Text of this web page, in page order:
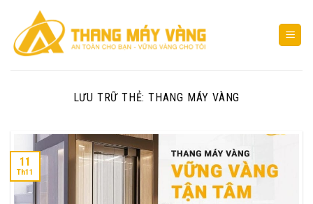
dung
LƯU TRỮ THẺ:THANG MÁY VÀNG
11
Th11